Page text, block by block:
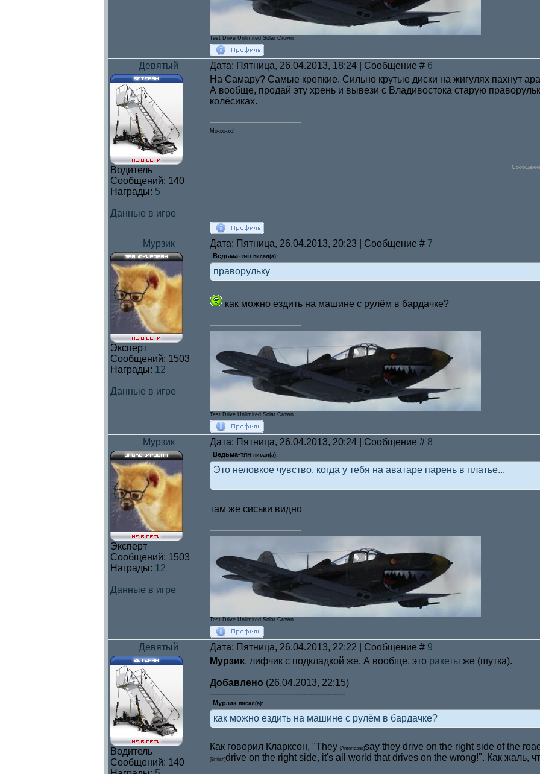
Test Drive Unlimited Solar Crown
Девятый Дата: Пятница, 26.04.2013, 18:24 | Сообщение # 6
Водитель
Сообщений: 140
Награды: 5
Данные в игре
На Самару? Самые крепкие. Сильно крутые диски на жигулях пахнут
А вообще, продай эту хрень и вывези с Владивостока старую
колёсиках.
Мо-хо-хо!
Мурзик Дата: Пятница, 26.04.2013, 20:23 | Сообщение # 7
Эксперт
Сообщений: 1503
Награды: 12
Данные в игре
Ведьма-тян писал(а):
праворульку
как можно ездить на машине с рулём в бардачке?
Test Drive Unlimited Solar Crown
Мурзик Дата: Пятница, 26.04.2013, 20:24 | Сообщение # 8
Эксперт
Сообщений: 1503
Награды: 12
Данные в игре
Ведьма-тян писал(а):
Это неловкое чувство, когда у тебя на аватаре парень в платье...
там же сиськи видно
Test Drive Unlimited Solar Crown
Девятый Дата: Пятница, 26.04.2013, 22:22 | Сообщение # 9
Водитель
Сообщений: 140
Мурзик, лифчик с подкладкой же. А вообще, это ракеты же (шутка).
Добавлено (26.04.2013, 22:15)
---------------------------------------------
Мурзик писал(а):
как можно ездить на машине с рулём в бардачке?
Как говорил Кларксон, "They [Americans]say they drive on the right side of the
[British]drive on the right side, it's all world that drives on the wrong!". Как жаль,